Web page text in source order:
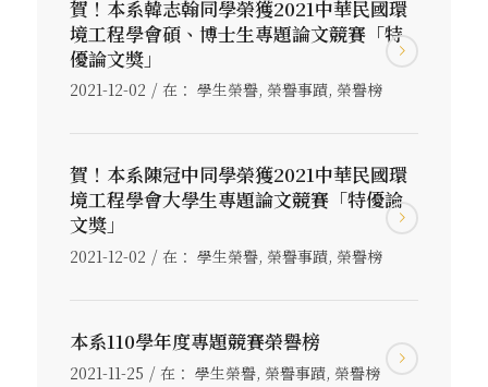
賀！本系韓志翰同學榮獲2021中華民國環
境工程學會碩、博士生專題論文競賽「特
優論文獎」
2021-12-02 / 在： 學生榮譽, 榮譽事蹟, 榮譽榜
賀！本系陳冠中同學榮獲2021中華民國環
境工程學會大學生專題論文競賽「特優論
文獎」
2021-12-02 / 在： 學生榮譽, 榮譽事蹟, 榮譽榜
本系110學年度專題競賽榮譽榜
2021-11-25 / 在： 學生榮譽, 榮譽事蹟, 榮譽榜